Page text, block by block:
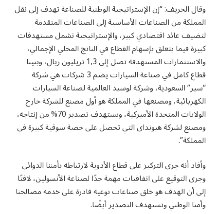
وقال الخريف: “إن الإستراتيجية الوطنية للصناعة تهدف إلى نقل
المملكة من الصناعات الأساسية إلى الصناعات المتقدمة
لتضيف عائد اقتصادي كبير، والإستراتيجية تشمل مستهدفات
كبيرة فيما يتعلق بإسهام القطاع في الناتج المحلي الإجمالي،
والاستثمارات المستهدفة تصل إلى 1,3 تريليون ريال، وبنينا
قطاع كامل في صناعة السيارات يضم 3 شركات هي شركة
“سير” السعودية، وشركة لوسيد العالمية لصناعة السيارات
الكهربائية، ومصنعها في المملكة هو أول مصنع للشركة خارج
الولايات المتحدة الأميركية، ويستهدف تصدير 70% من إنتاجه،
ومصنع لشركة هيونداي التي تحصل على حصة سوقية كبيرة في
المملكة”.
وأفاد أنه جرى التركيز على قطاع الأدوية لارتباطه بأمننا الدوائي
وجرى التوقيع على اتفاقيات مهمة جدًا لصناعة الأنسولين، لافتًا
إلى أن الهدف هو خلق صناعات نوعية قادرة على خدمة مصالحنا
وأمنا الوطني وتستهدف التصدير أيضًا.